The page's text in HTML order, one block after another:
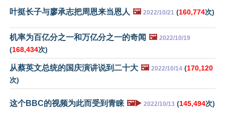
叶挺长子与廖承志把周恩来当恩人 🖼️ 2022/10/21 (160,774次)
机率为百亿分之一和万亿分之一的奇闻 🖼️ 2022/10/19
(168,434次)
从蔡英文总统的国庆演讲说到二十大 🖼️ 2022/10/14 (170,120
次)
这个BBC的视频为此而受到青睐 🖼️▶️ 2022/10/13 (145,494次)